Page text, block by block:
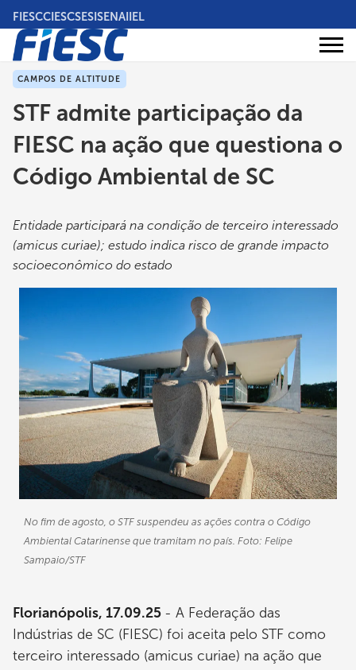
Pular
para
conteúdo
principal
FIESCCIESCSESISENAIIEL
Áreas
CAMPOS DE ALTITUDE
STF admite participação da
FIESC na ação que questiona o
Código Ambiental de SC
Entidade participará na condição de terceiro interessado
(amicus curiae); estudo indica risco de grande impacto
socioeconômico do estado
No fim de agosto, o STF suspendeu as ações contra o Código
Ambiental Catarinense que tramitam no país. Foto: Felipe
Sampaio/STF
Florianópolis, 17.09.25 - A Federação das
Indústrias de SC (FIESC) foi aceita pelo STF como
terceiro interessado (amicus curiae) na ação que